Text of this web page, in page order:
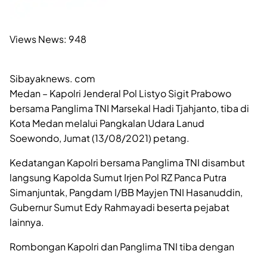
Views News: 948
Sibayaknews. com
Medan – Kapolri Jenderal Pol Listyo Sigit Prabowo
bersama Panglima TNI Marsekal Hadi Tjahjanto, tiba di
Kota Medan melalui Pangkalan Udara Lanud
Soewondo, Jumat (13/08/2021) petang.
Kedatangan Kapolri bersama Panglima TNI disambut
langsung Kapolda Sumut Irjen Pol RZ Panca Putra
Simanjuntak, Pangdam I/BB Mayjen TNI Hasanuddin,
Gubernur Sumut Edy Rahmayadi beserta pejabat
lainnya.
Rombongan Kapolri dan Panglima TNI tiba dengan